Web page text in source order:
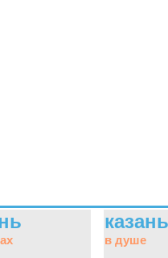
казань
в душе